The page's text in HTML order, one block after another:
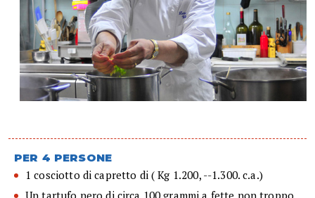
PER 4 PERSONE
1 cosciotto di capretto di ( Kg 1.200, --1.300. c.a.)